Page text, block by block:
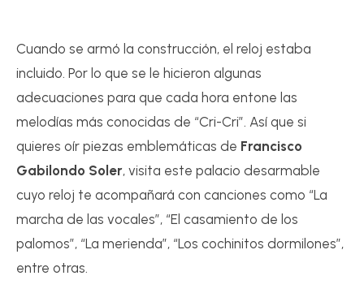
Cuando se armó la construcción, el reloj estaba
incluido. Por lo que se le hicieron algunas
adecuaciones para que cada hora entone las
melodías más conocidas de “Cri-Cri”. Así que si
quieres oír piezas emblemáticas de Francisco
Gabilondo Soler, visita este palacio desarmable
cuyo reloj te acompañará con canciones como “La
marcha de las vocales”, “El casamiento de los
palomos”, “La merienda”, “Los cochinitos dormilones”,
entre otras.